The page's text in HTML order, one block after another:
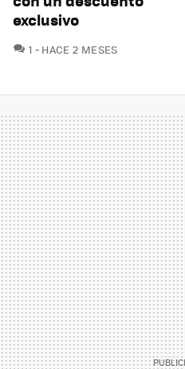
exclusivo
1 COMENTARIOS
HACE 2 MESES